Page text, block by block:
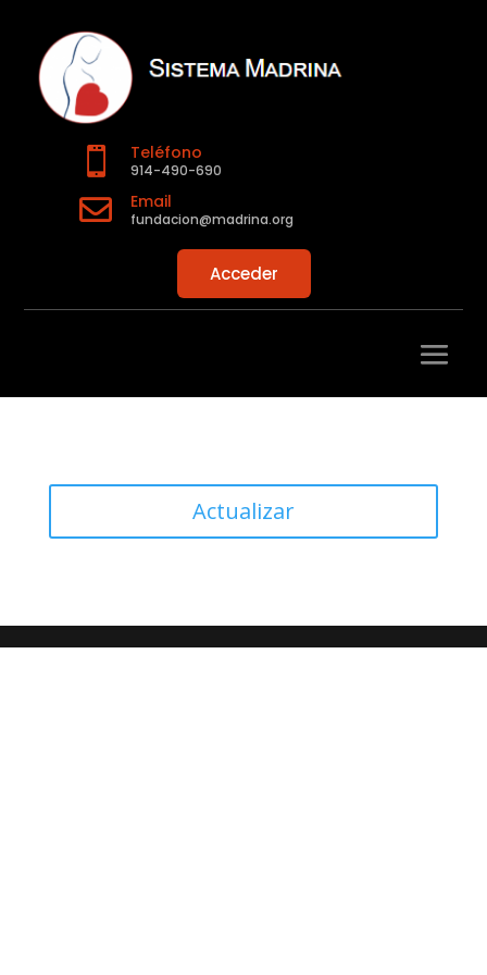
 Teléfono
914-490-690
 Email
fundacion@madrina.org
Acceder
Actualizar